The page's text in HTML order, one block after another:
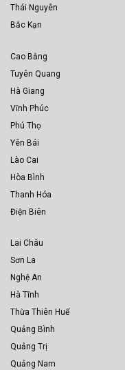
Thái Nguyên
Bắc Kạn
Cao Bằng
Tuyên Quang
Hà Giang
Vĩnh Phúc
Phú Thọ
Yên Bái
Lào Cai
Hòa Bình
Thanh Hóa
Điện Biên
Lai Châu
Sơn La
Nghệ An
Hà Tĩnh
Thừa Thiên Huế
Quảng Bình
Quảng Trị
Quảng Nam